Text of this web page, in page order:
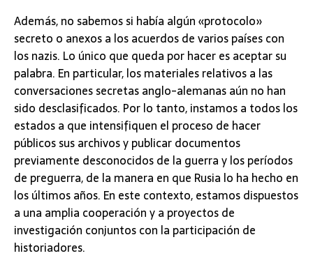
Además, no sabemos si había algún «protocolo»
secreto o anexos a los acuerdos de varios países con
los nazis. Lo único que queda por hacer es aceptar su
palabra. En particular, los materiales relativos a las
conversaciones secretas anglo-alemanas aún no han
sido desclasificados. Por lo tanto, instamos a todos los
estados a que intensifiquen el proceso de hacer
públicos sus archivos y publicar documentos
previamente desconocidos de la guerra y los períodos
de preguerra, de la manera en que Rusia lo ha hecho en
los últimos años. En este contexto, estamos dispuestos
a una amplia cooperación y a proyectos de
investigación conjuntos con la participación de
historiadores.